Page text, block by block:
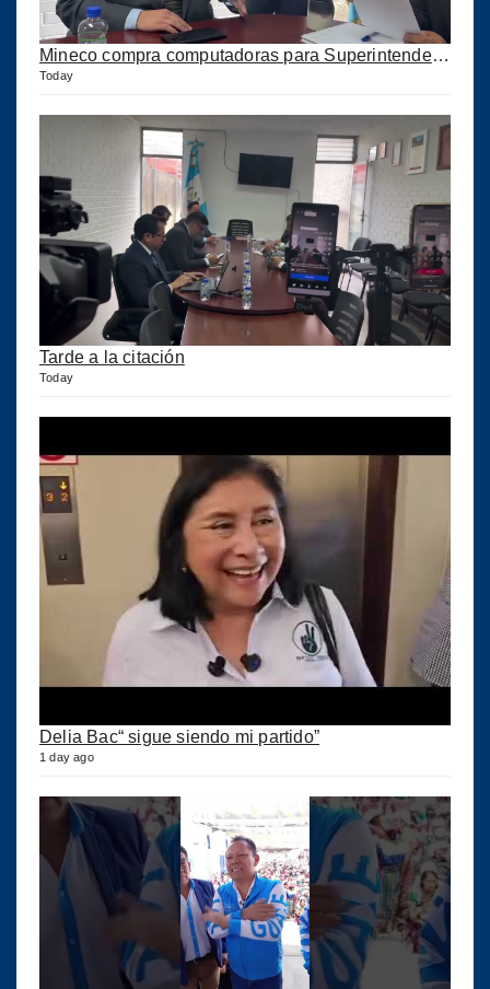
Mineco compra computadoras para Superintendencia pero no les llega
Today
Tarde a la citación
Today
Delia Bac“ sigue siendo mi partido”
1 day ago